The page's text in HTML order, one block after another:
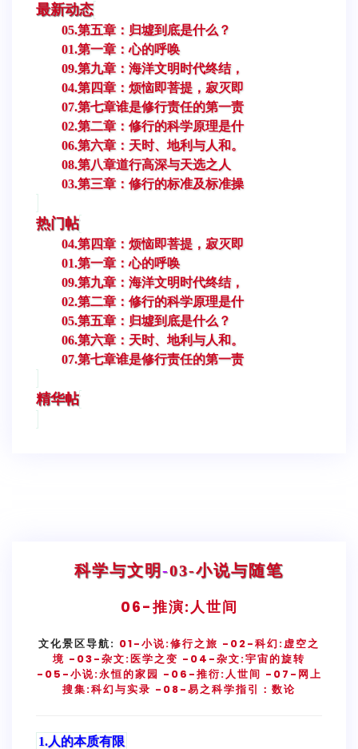
最新动态
05.第五章：归墟到底是什么？
01.第一章：心的呼唤
09.第九章：海洋文明时代终结，
04.第四章：烦恼即菩提，寂灭即
07.第七章谁是修行责任的第一责
02.第二章：修行的科学原理是什
06.第六章：天时、地利与人和。
08.第八章道行高深与天选之人
03.第三章：修行的标准及标准操
热门帖
04.第四章：烦恼即菩提，寂灭即
01.第一章：心的呼唤
09.第九章：海洋文明时代终结，
02.第二章：修行的科学原理是什
05.第五章：归墟到底是什么？
06.第六章：天时、地利与人和。
07.第七章谁是修行责任的第一责
精华帖
科学与文明 -03-小说与随笔
06-推演:人世间
文化景区导航: 01-小说:修行之旅 -02-科幻:虚空之
境 -03-杂文:医学之变 -04-杂文:宇宙的旋转
-05-小说:永恒的家园 -06-推衍:人世间 -07-网上
搜集:科幻与实录 -08-易之科学指引：数论
1.人的本质有限